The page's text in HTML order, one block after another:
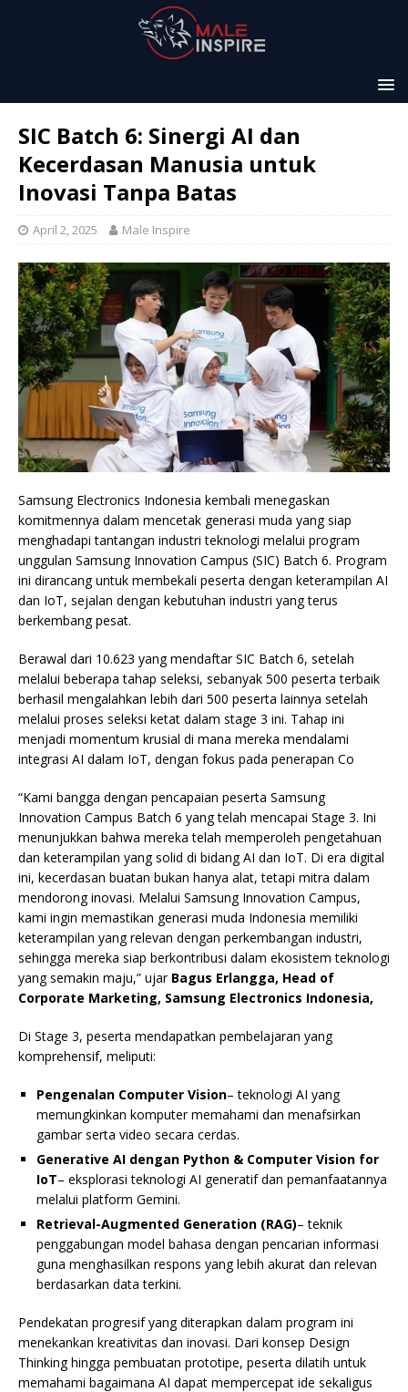
SIC Batch 6: Sinergi AI dan
Kecerdasan Manusia untuk
Inovasi Tanpa Batas
April 2, 2025 Male Inspire
Samsung Electronics Indonesia kembali menegaskan
komitmennya dalam mencetak generasi muda yang siap
menghadapi tantangan industri teknologi melalui program
unggulan Samsung Innovation Campus (SIC) Batch 6. Program
ini dirancang untuk membekali peserta dengan keterampilan AI
dan IoT, sejalan dengan kebutuhan industri yang terus
berkembang pesat.
Berawal dari 10.623 yang mendaftar SIC Batch 6, setelah
melalui beberapa tahap seleksi, sebanyak 500 peserta terbaik
berhasil mengalahkan lebih dari 500 peserta lainnya setelah
melalui proses seleksi ketat dalam stage 3 ini. Tahap ini
menjadi momentum krusial di mana mereka mendalami
integrasi AI dalam IoT, dengan fokus pada penerapan Co
“Kami bangga dengan pencapaian peserta Samsung
Innovation Campus Batch 6 yang telah mencapai Stage 3. Ini
menunjukkan bahwa mereka telah memperoleh pengetahuan
dan keterampilan yang solid di bidang AI dan IoT. Di era digital
ini, kecerdasan buatan bukan hanya alat, tetapi mitra dalam
mendorong inovasi. Melalui Samsung Innovation Campus,
kami ingin memastikan generasi muda Indonesia memiliki
keterampilan yang relevan dengan perkembangan industri,
sehingga mereka siap berkontribusi dalam ekosistem teknologi
yang semakin maju,” ujar Bagus Erlangga, Head of
Corporate Marketing, Samsung Electronics Indonesia,
Di Stage 3, peserta mendapatkan pembelajaran yang
komprehensif, meliputi:
Pengenalan Computer Vision– teknologi AI yang
memungkinkan komputer memahami dan menafsirkan
gambar serta video secara cerdas.
Generative AI dengan Python & Computer Vision for
IoT– eksplorasi teknologi AI generatif dan pemanfaatannya
melalui platform Gemini.
Retrieval-Augmented Generation (RAG)– teknik
penggabungan model bahasa dengan pencarian informasi
guna menghasilkan respons yang lebih akurat dan relevan
berdasarkan data terkini.
Pendekatan progresif yang diterapkan dalam program ini
menekankan kreativitas dan inovasi. Dari konsep Design
Thinking hingga pembuatan prototipe, peserta dilatih untuk
memahami bagaimana AI dapat mempercepat ide sekaligus